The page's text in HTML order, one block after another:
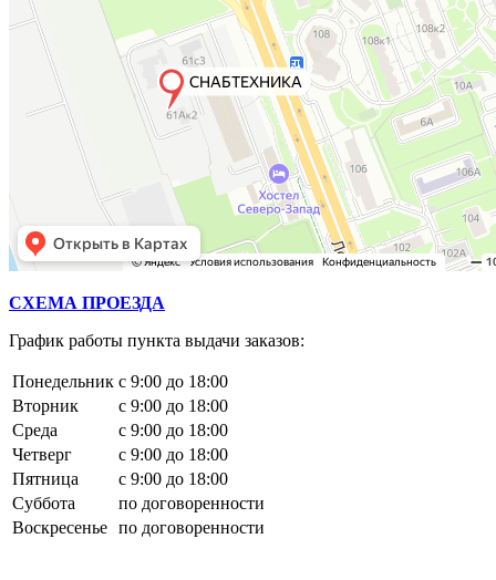
СХЕМА ПРОЕЗДА
График работы пункта выдачи заказов:
Понедельник с 9:00 до 18:00
Вторник
с 9:00 до 18:00
Среда
с 9:00 до 18:00
Четверг
с 9:00 до 18:00
Пятница
с 9:00 до 18:00
Суббота
по договоренности
Воскресенье по договоренности